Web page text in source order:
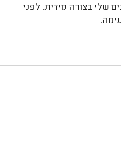
שלי בצורה מידית. לפני